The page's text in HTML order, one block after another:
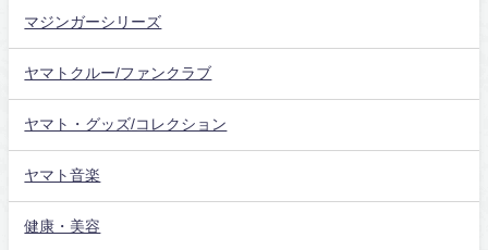
マジンガーシリーズ
ヤマトクルー/ファンクラブ
ヤマト・グッズ/コレクション
ヤマト音楽
健康・美容